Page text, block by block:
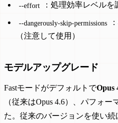
--effort ：処理効率レベルを
--dangerously-skip-permissions
（注意して使用）
モデルアップグレード
FastモードがデフォルトでOpus
（従来はOpus 4.6）、パフォ
た。従来のバージョンを使い